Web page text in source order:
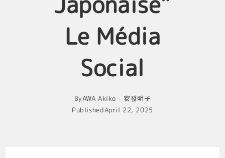
Le Média
Social
ByAWA Akiko - 安發明子
PublishedApril 22, 2025